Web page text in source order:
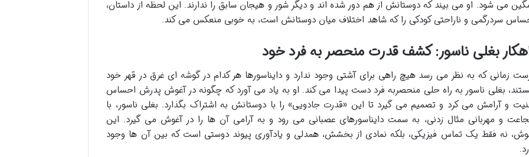
می شود. او می بیند که دوستانش از هم دور شده اند و دیگر شور و هیجان سابق را ندارند. این لحظه از داستان،
سردرگمی و ناراحتی کودکی را که شاهد اختلاف میان دوستانش است، به خوبی منعکس می کند.
بغلی ناسور: کشف قدرت منحصر به فرد خود
زمانی که به نظر می رسد هیچ راهی برای آشتی وجود ندارد و دایناسورها هر کدام در گوشه ای غرق در قهر خود
بغلی ناسور به راه حلی منحصربه فرد دست پیدا می کند. او به یاد می آورد که چگونه در آغوش پدرش احساس
و آرامش می کرد و تصمیم می گیرد تا این «قدرت جادویی» را با دوستانش به اشتراک بگذارد. بغلی ناسور، با
و مهربانی مثال زدنی، به سمت دایناسورهای عصبانی می رود و به آرامی آن ها را در آغوش می گیرد. این
نه فقط یک تماس فیزیکی، بلکه نمادی از بخشش، همدلی و یادآوری پیوند دوستی است که بین آن ها وجود